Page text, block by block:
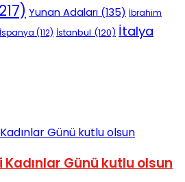
Yunan Adaları (135) İbrahim
İspanya (112) İstanbul (120) İtalya
Kadınlar Günü kutlu olsun